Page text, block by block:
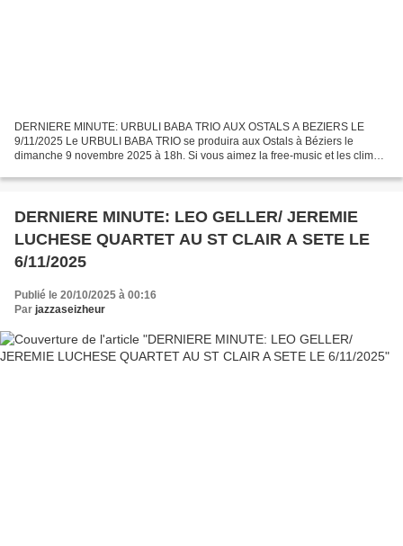
DERNIERE MINUTE: URBULI BABA TRIO AUX OSTALS A BEZIERS LE
9/11/2025 Le URBULI BABA TRIO se produira aux Ostals à Béziers le
dimanche 9 novembre 2025 à 18h. Si vous aimez la free-music et les climats
DERNIERE MINUTE: LEO GELLER/ JEREMIE
LUCHESE QUARTET AU ST CLAIR A SETE LE
6/11/2025
Publié le 20/10/2025 à 00:16
Par jazzaseizheur